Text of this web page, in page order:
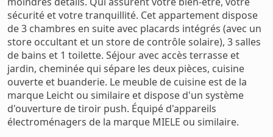
sécurité et votre tranquillité. Cet appartement dispose
de 3 chambres en suite avec placards intégrés (avec un
store occultant et un store de contrôle solaire), 3 salles
de bains et 1 toilette. Séjour avec accès terrasse et
jardin, cheminée qui sépare les deux pièces, cuisine
ouverte et buanderie. Le meuble de cuisine est de la
marque Leicht ou similaire et dispose d'un système
d'ouverture de tiroir push. Équipé d'appareils
électroménagers de la marque MIELE ou similaire.